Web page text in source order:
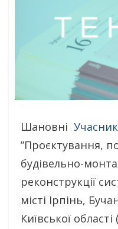
Шановні
”Проєктування,
будівельно-
реконструкції
місті Ірпінь,
Київської